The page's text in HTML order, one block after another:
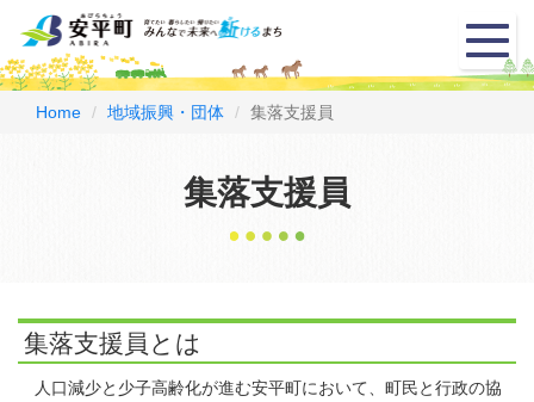
メ
ニ
ュ
Home 地域振興・団体 集落支援員
集落支援員
集落支援員とは
人口減少と少子高齢化が進む安平町において、町民と行政の協